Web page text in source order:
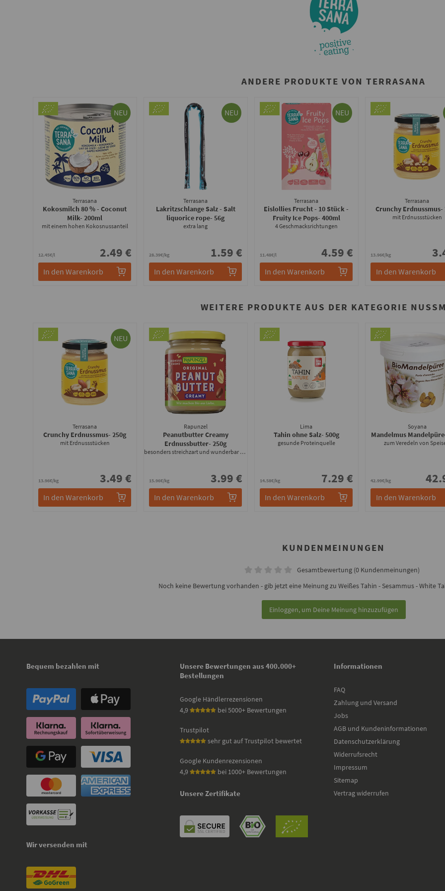
ANDERE PRODUKTE VON TERRASANA
NEU
Terrasana
Kokosmilch 80 % - Coconut
Milk- 200ml
mit einem hohen Kokosnussanteil
12.45€/l 2.49 €
In den Warenkorb
NEU
Terrasana
Lakritzschlange Salz - Salt
liquorice rope- 56g
extra lang
28.39€/kg 1.59 €
In den Warenkorb
NEU
Terrasana
Eislollies Frucht - 10 Stück -
Fruity Ice Pops- 400ml
4 Geschmacksrichtungen
11.48€/l 4.59 €
In den Warenkorb
Terrasana
Crunchy Erdnussmus-
mit Erdnussstücken
13.96€/kg
In den Warenkorb
WEITERE PRODUKTE AUS DER KATEGORIE
NEU
Terrasana
Crunchy Erdnussmus- 250g
mit Erdnussstücken
13.96€/kg 3.49 €
In den Warenkorb
Rapunzel
Peanutbutter Creamy
Erdnussbutter- 250g
besonders streichzart und wunderbar cremig
15.96€/kg 3.99 €
In den Warenkorb
Lima
Tahin ohne Salz- 500g
gesunde Proteinquelle
14.58€/kg 7.29 €
In den Warenkorb
Soyana
Mandelmus
zum Veredeln von
42.99€/kg
In den Warenkorb
KUNDENMEINUNGEN
Gesamtbewertung (0 Kundenmeinungen)
Noch keine Bewertung vorhanden - gib jetzt eine Meinung zu Weißes Tahin - Sesammus - White
Einloggen, um Deine Meinung hinzuzufügen
Bequem bezahlen mit
Wir versenden mit
Unsere Bewertungen aus 400.000+
Bestellungen
Google Händlerrezensionen
4,9
bei 5000+ Bewertungen
Trustpilot
sehr gut auf Trustpilot bewertet
Google Kundenrezensionen
4,9
bei 1000+ Bewertungen
Unsere Zertifikate
Informationen
FAQ
Zahlung und Versand
Jobs
AGB und Kundeninformationen
Datenschutzerklärung
Widerrufsrecht
Impressum
Sitemap
Vertrag widerrufen